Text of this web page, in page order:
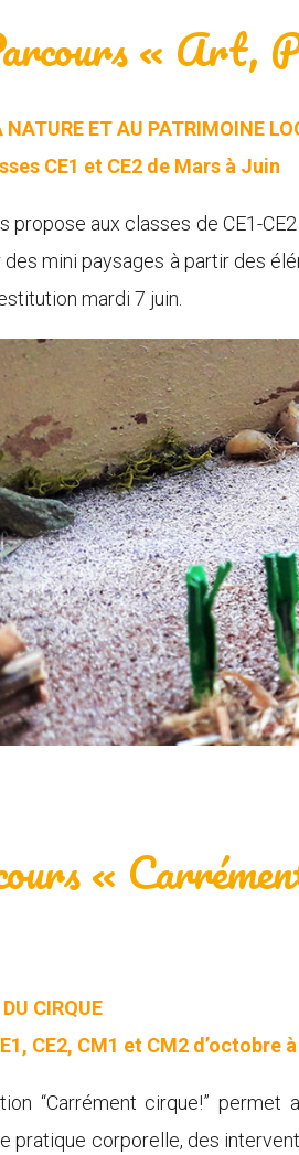
« Art,
NATURE ET AU PATRIMOINE
CE1 et CE2 de Mars à Juin
propose aux classes de CE1-
mini paysages à partir des
mardi 7 juin.
«
CIRQUE
CE2, CM1 et CM2 d’octobre
“Carrément cirque!”
pratique corporelle, des